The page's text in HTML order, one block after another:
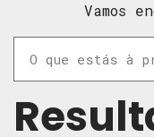
Vamos